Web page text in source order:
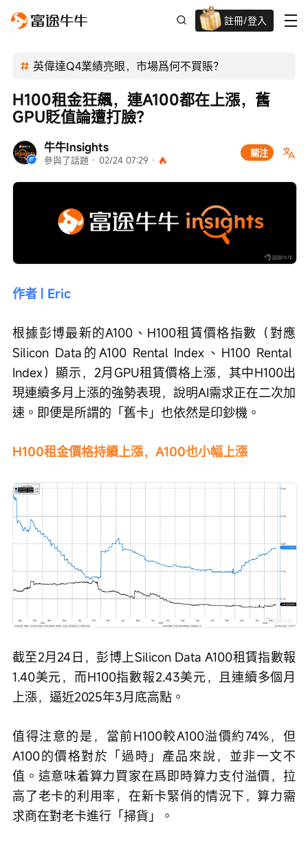
註冊/登入
迎新驚喜賞 股票/BTC等任你揀!
英偉達Q4業績亮眼，市場爲何不買賬？
牛牛Insights
參與了話題 · 02/24 07:29 ·
關注
H100租金狂飆，連A100都在上漲，舊
GPU貶值論遭打臉？
作者 | Eric
根據彭博最新的A100、H100租賃價格指數（對應
Silicon Data的A100 Rental Index、H100 Rental
Index）顯示，2月GPU租賃價格上漲，其中H100出
現連續多月上漲的強勢表現，說明AI需求正在二次加
速。即便是所謂的「舊卡」也依然是印鈔機。
H100租金價格持續上漲，A100也小幅上漲
截至2月24日，彭博上Silicon Data A100租賃指數報
1.40美元，而H100指數報2.43美元，且連續多個月
上漲，逼近2025年3月底高點。
值得注意的是，當前H100較A100溢價約74%，但
A100的價格對於「過時」產品來說，並非一文不
值。這意味着算力買家在爲即時算力支付溢價，拉
高了老卡的利用率，在新卡緊俏的情況下，算力需
求商在對老卡進行「掃貨」。